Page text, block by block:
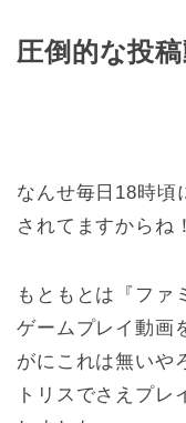
圧倒的な投
なんせ毎日18時頃
されてますからね！
もともとは『ファ
ゲームプレイ動画
がにこれは無いや
トリスでさえプレ